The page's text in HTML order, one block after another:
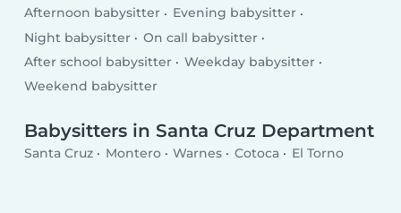
Afternoon babysitter
Evening babysitter
Night babysitter
On call babysitter
After school babysitter
Weekday babysitter
Weekend babysitter
Babysitters in Santa Cruz Department
Santa Cruz Montero Warnes Cotoca El Torno